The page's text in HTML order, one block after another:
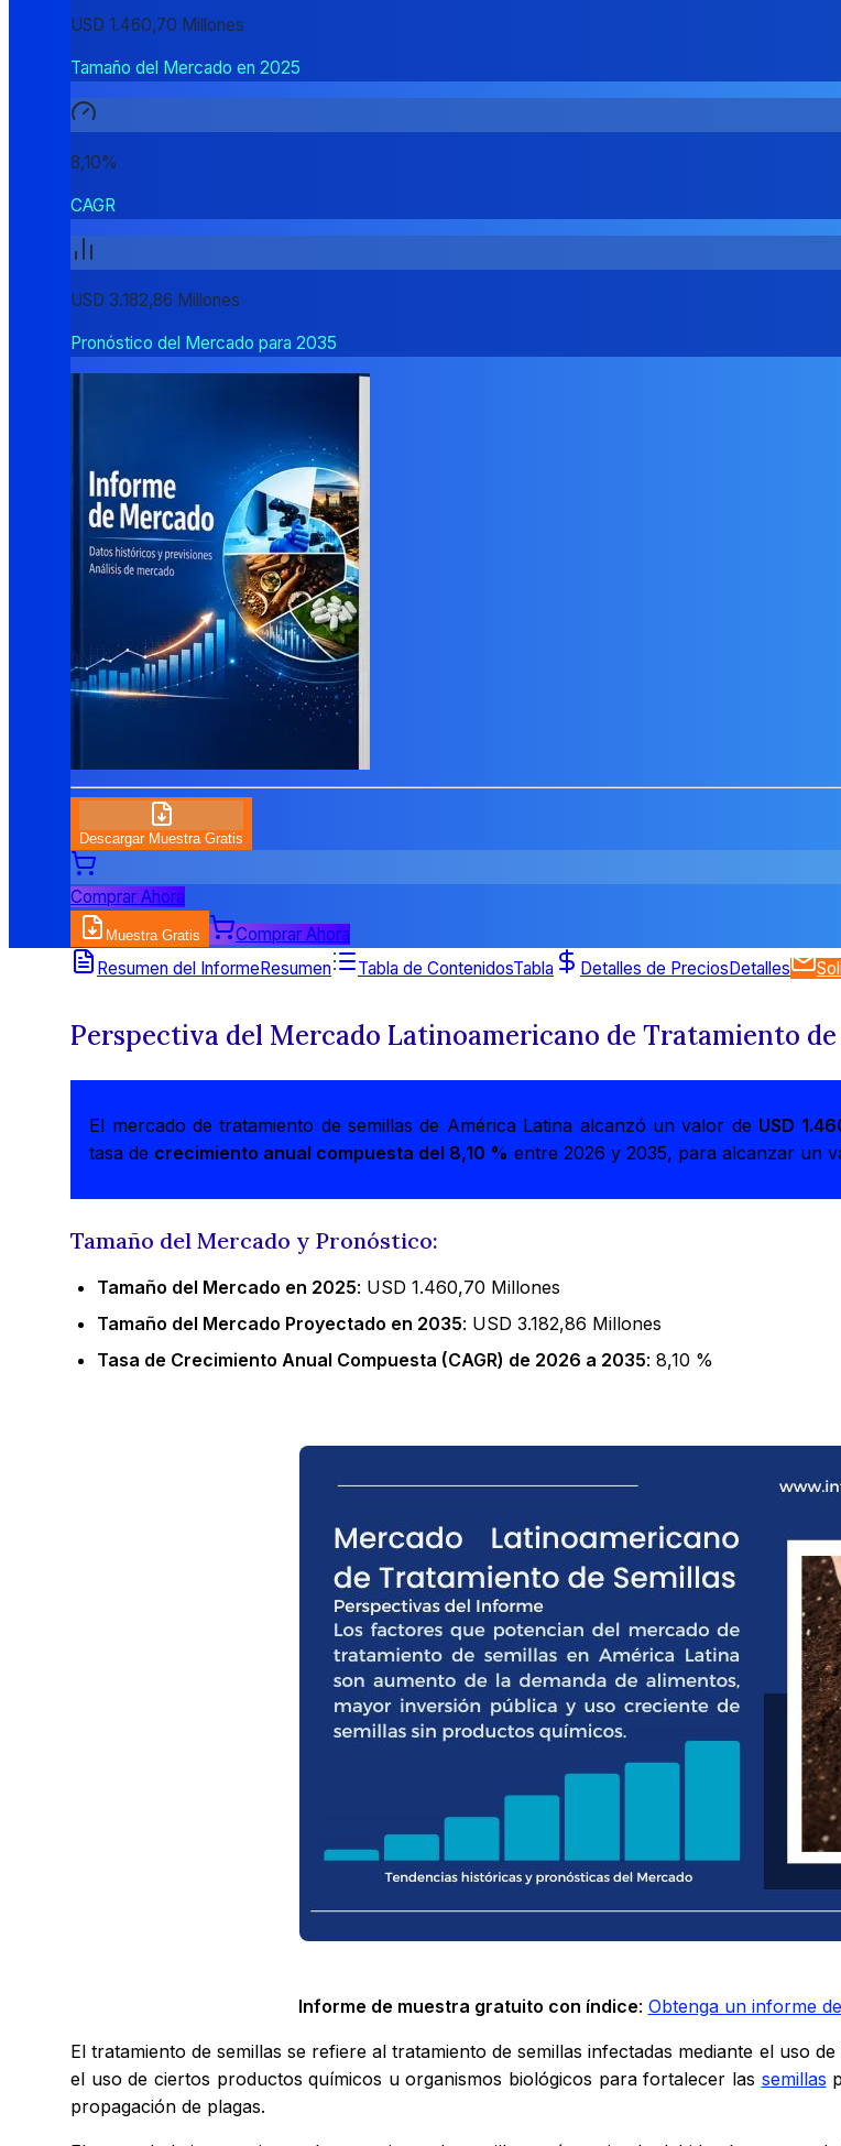
USD 1.460,70 Millones
Tamaño del Mercado en 2025
8,10%
CAGR
USD 3.182,86 Millones
Pronóstico del Mercado para 2035
Descargar Muestra Gratis
Comprar Ahora
Muestra Gratis
Comprar Ahora
Resumen del InformeResumen Tabla de ContenidosTabla Detalles de PreciosDetalles
Perspectiva del Mercado Latinoamericano de Tratamiento de
El mercado de tratamiento de semillas de América Latina alcanzó un valor de USD
tasa de crecimiento anual compuesta del 8,10 % entre 2026 y 2035, para alcanzar un
Tamaño del Mercado y Pronóstico:
Tamaño del Mercado en 2025: USD 1.460,70 Millones
Tamaño del Mercado Proyectado en 2035: USD 3.182,86 Millones
Tasa de Crecimiento Anual Compuesta (CAGR) de 2026 a 2035: 8,10 %
Informe de muestra gratuito con índice: Obtenga un informe
El tratamiento de semillas se refiere al tratamiento de semillas infectadas mediante el uso
el uso de ciertos productos químicos u organismos biológicos para fortalecer las semillas
propagación de plagas.